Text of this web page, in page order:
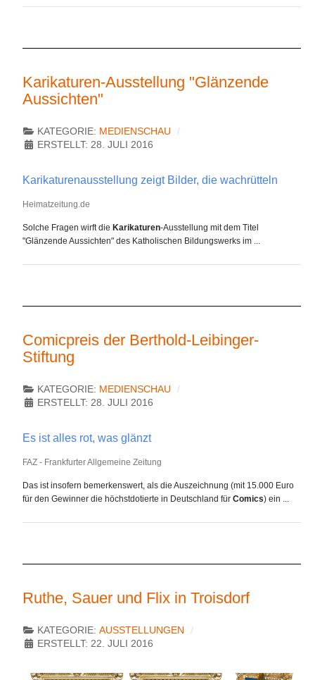
Karikaturen-Ausstellung "Glänzende
Aussichten"
KATEGORIE: MEDIENSCHAU
ERSTELLT: 28. JULI 2016
Karikaturenausstellung zeigt Bilder, die wachrütteln
Heimatzeitung.de
Solche Fragen wirft die Karikaturen-Ausstellung mit dem Titel
"Glänzende Aussichten" des Katholischen Bildungswerks im ...
Comicpreis der Berthold-Leibinger-
Stiftung
KATEGORIE: MEDIENSCHAU
ERSTELLT: 28. JULI 2016
Es ist alles rot, was glänzt
FAZ - Frankfurter Allgemeine Zeitung
Das ist insofern bemerkenswert, als die Auszeichnung (mit 15.000 Euro
für den Gewinner die höchstdotierte in Deutschland für Comics) ein ...
Ruthe, Sauer und Flix in Troisdorf
KATEGORIE: AUSSTELLUNGEN
ERSTELLT: 22. JULI 2016